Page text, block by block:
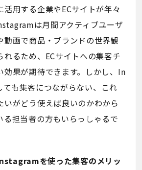
活用する企業やECサイトが年々
は月間アクティブユーザ
動画で商品・ブランドの世界観
れるため、ECサイトへの集客チ
効果が期待できます。しかし、In
も集客につながらない、これ
いがどう使えば良いのかわから
る担当者の方もいらっしゃるで
を使った集客のメリッ